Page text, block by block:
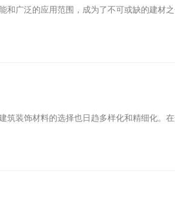
和广泛的应用范围，成为了不可或缺的建材
筑装饰材料的选择也日趋多样化和精细化。